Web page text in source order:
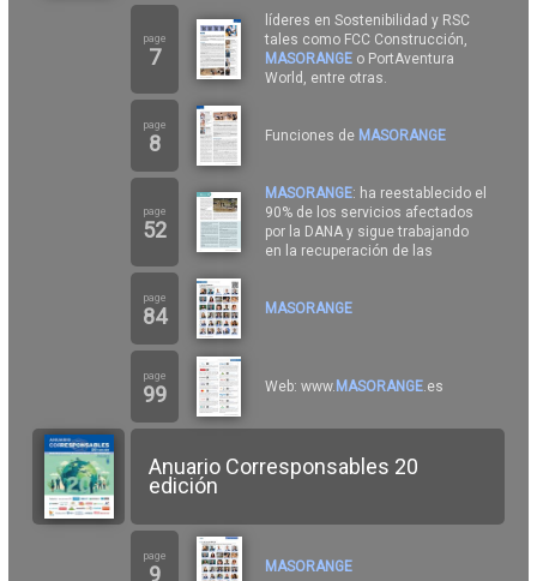
page
7
líderes en Sostenibilidad y RSC
tales como FCC Construcción,
MASORANGE o PortAventura
World, entre otras.
page
8 Funciones de MASORANGE
page
52
MASORANGE: ha reestablecido el
90% de los servicios afectados
por la DANA y sigue trabajando
en la recuperación de las
page
84 MASORANGE
page
99 Web: www. MASORANGE.es
Anuario Corresponsables 20
edición
page
9 MASORANGE